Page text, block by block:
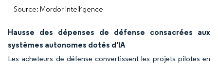
Source: Mordor Intelligence
Hausse des dépenses de défense consacrées aux
systèmes autonomes dotés d'IA
Les acheteurs de défense convertissent les projets pilotes en